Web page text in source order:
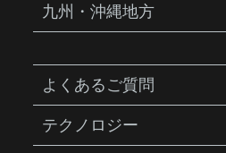
九州・沖縄地方
よくあるご質問
テクノロジー